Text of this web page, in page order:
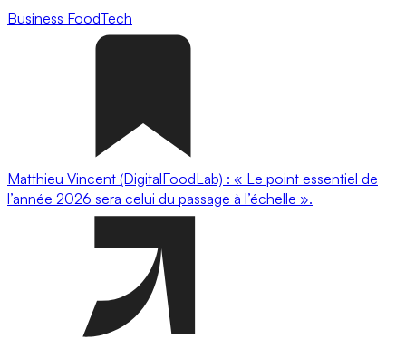
Business FoodTech
Matthieu Vincent (DigitalFoodLab) : « Le point essentiel de
l’année 2026 sera celui du passage à l’échelle ».